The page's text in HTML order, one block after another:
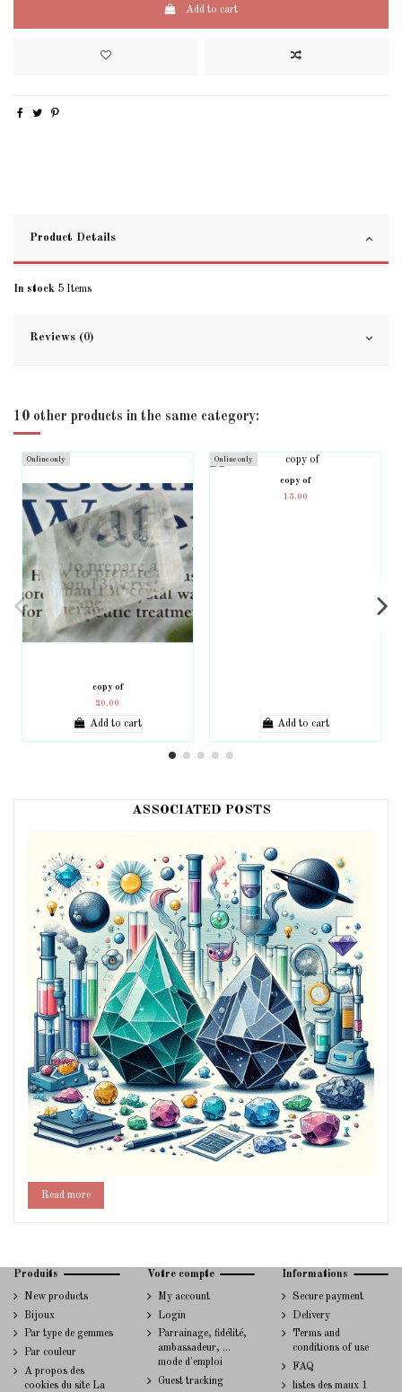
Add to cart
Product Details
In stock 5 Items
Reviews (0)
10 other products in the same category:
Online only
copy of
20.00
Add to cart
Online only
copy of
13.00
Add to cart
ASSOCIATED POSTS
Read more
Produits
New products
Bijoux
Par type de gemmes
Par couleur
A propos des
cookies du site La
Votre compte
My account
Login
Parrainage, fidélité,
ambassadeur, ...
mode d'emploi
Guest tracking
Informations
Secure payment
Delivery
Terms and
conditions of use
FAQ
listes des maux 1